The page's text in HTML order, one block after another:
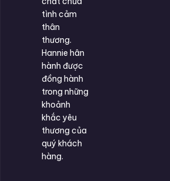
tình cảm
thân
thương.
Hannie hân
hành được
đồng hành
trong những
khoảnh
khắc yêu
thương của
quý khách
hàng.